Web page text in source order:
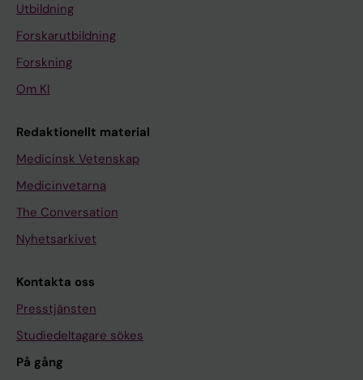
Utbildning
Forskarutbildning
Forskning
Om KI
Redaktionellt material
Medicinsk Vetenskap
Medicinvetarna
The Conversation
Nyhetsarkivet
Kontakta oss
Presstjänsten
Studiedeltagare sökes
På gång